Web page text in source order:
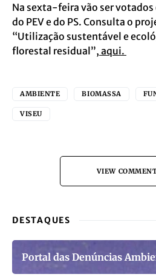
Na sexta-feira vão ser
do PEV e do PS. Consulta o
“Utilização sustentável e
florestal residual”, aqui.
AMBIENTE BIOMASSA
VISEU
VIEW
DESTAQUES
Portal das Denúncias